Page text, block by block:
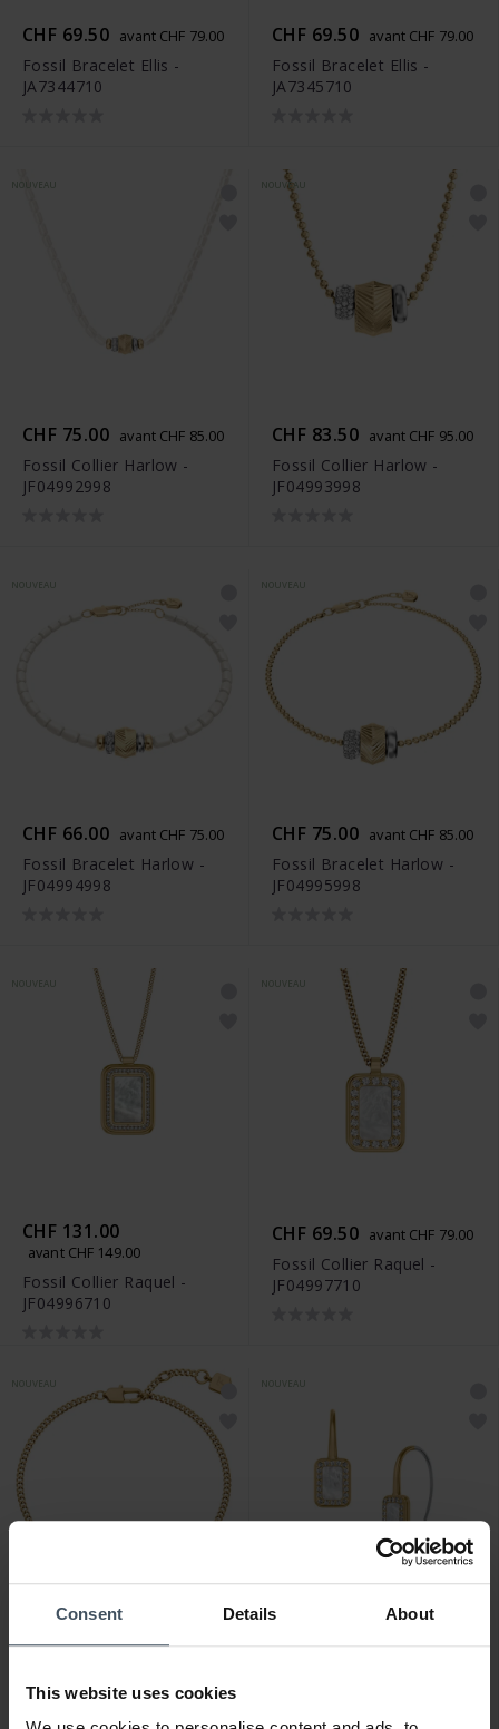
Consent Details About
This website uses cookies
CHF 69.50 avant CHF 79.00
Fossil Bracelet Ellis -
JA7344710
CHF 69.50 avant CHF 79.00
Fossil Bracelet Ellis -
JA7345710
NOUVEAU
CHF 75.00 avant CHF 85.00
Fossil Collier Harlow -
JF04992998
NOUVEAU
CHF 83.50 avant CHF 95.00
Fossil Collier Harlow -
JF04993998
CHF 66.00 avant CHF 75.00
Fossil Bracelet Harlow -
JF04994998
CHF 75.00 avant CHF 85.00
Fossil Bracelet Harlow -
JF04995998
NOUVEAU
CHF 131.00
avant CHF 149.00
Fossil Collier Raquel -
JF04996710
NOUVEAU
CHF 69.50 avant CHF 79.00
Fossil Collier Raquel -
JF04997710
JF04998710